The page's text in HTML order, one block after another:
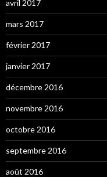
avril 2017
mars 2017
février 2017
janvier 2017
décembre 2016
novembre 2016
octobre 2016
septembre 2016
août 2016